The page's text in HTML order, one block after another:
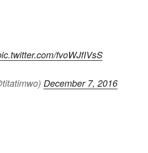
fvoWJfIVsS
December 7, 2016